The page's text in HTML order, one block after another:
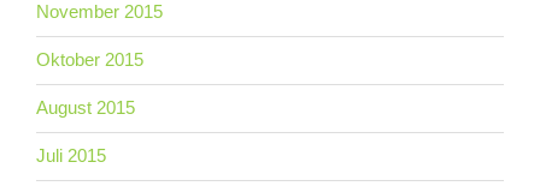
November 2015
Oktober 2015
August 2015
Juli 2015